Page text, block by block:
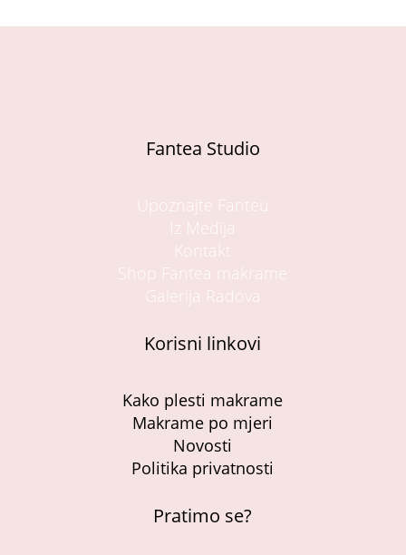
Fantea Studio
Upoznajte Fanteu
Iz Medija
Kontakt
Shop Fantea makrame
Galerija Radova
Korisni linkovi
Kako plesti makrame
Makrame po mjeri
Novosti
Politika privatnosti
Pratimo se?